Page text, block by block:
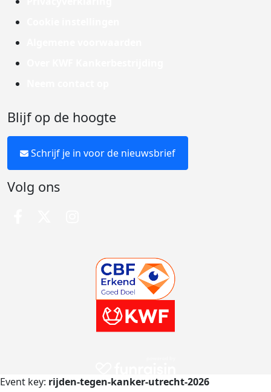
Blijf op de hoogte
Schrijf je in voor de nieuwsbrief
Volg ons
Event key: rijden-tegen-kanker-utrecht-2026